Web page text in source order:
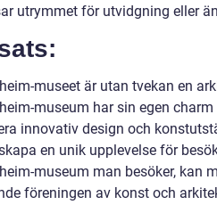
utrymmet för utvidgning eller
museet är utan tvekan en
museum har sin egen
innovativ design och
en unik upplevelse för
museum man besöker, kan
föreningen av konst och